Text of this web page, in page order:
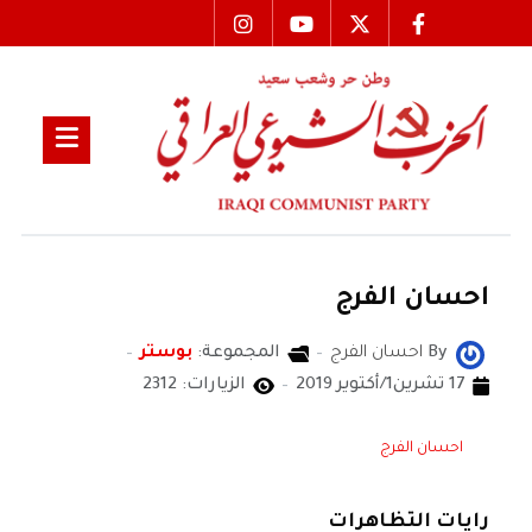
احسان الفرج
By احسان الفرج المجموعة: بوستر
17 تشرين1/أكتوير 2019
الزيارات: 2312
احسان الفرج
رايات التظاهرات